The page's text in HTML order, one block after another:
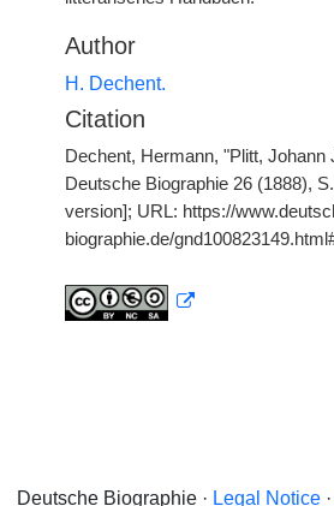
Author
H. Dechent.
Citation
Dechent, Hermann, "Plitt, Johann
Deutsche Biographie 26 (1888),
version]; URL: https://
biographie.de/
Deutsche Biographie · Legal Notice ·